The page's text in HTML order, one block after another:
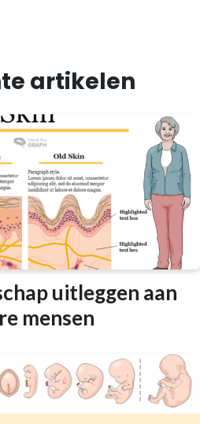
artikelen
uitleggen aan
mensen